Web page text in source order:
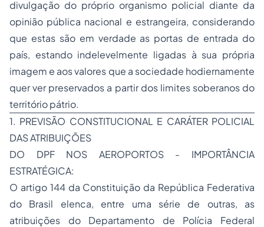
divulgação do próprio organismo policial diante da
opinião pública nacional e estrangeira, considerando
que estas são em verdade as portas de entrada do
país, estando indelevelmente ligadas à sua própria
imagem e aos valores que a sociedade hodiernamente
quer ver preservados a partir dos limites soberanos do
território pátrio.
1. PREVISÃO CONSTITUCIONAL E CARÁTER POLICIAL
DAS ATRIBUIÇÕES
DO DPF NOS AEROPORTOS - IMPORTÂNCIA
ESTRATÉGICA:
O artigo 144 da Constituição da República Federativa
do Brasil elenca, entre uma série de outras, as
atribuições do Departamento de Polícia Federal